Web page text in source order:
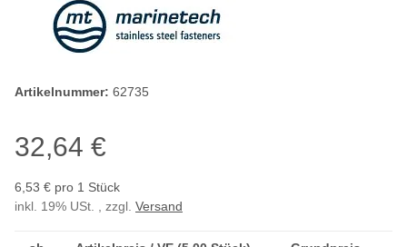
Artikelnummer: 62735
32,64 €
6,53 € pro 1 Stück
inkl. 19% USt. , zzgl. Versand